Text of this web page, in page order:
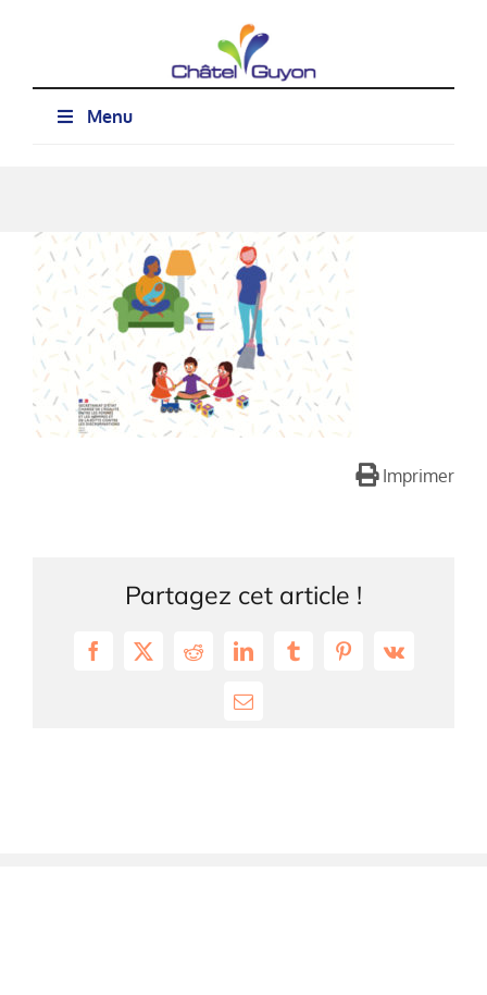
Menu
Imprimer
Partagez cet article !
Facebook
X RedditLinkedInTumblrPinterest
Vk
Email